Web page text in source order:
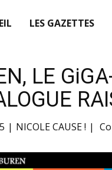
LES GAZETTES
LE
NICOLE CAUSE !